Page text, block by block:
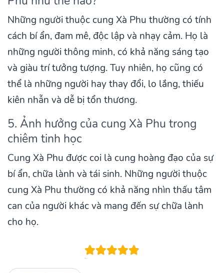
Những người thuộc cung Xà Phu thường có tính
cách bí ẩn, đam mê, độc lập và nhạy cảm. Họ là
những người thông minh, có khả năng sáng tạo
và giàu trí tưởng tượng. Tuy nhiên, họ cũng có
thể là những người hay thay đổi, lo lắng, thiếu
kiên nhẫn và dễ bị tổn thương.
5. Ảnh hưởng của cung Xà Phu trong
chiêm tinh học
Cung Xà Phu được coi là cung hoàng đạo của sự
bí ẩn, chữa lành và tái sinh. Những người thuộc
cung Xà Phu thường có khả năng nhìn thấu tâm
can của người khác và mang đến sự chữa lành
cho họ.